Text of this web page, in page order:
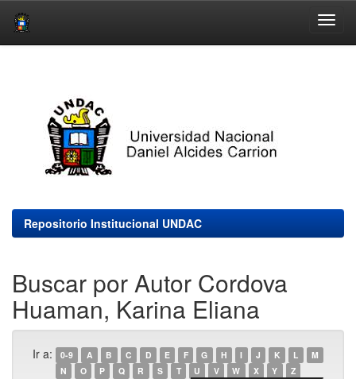
Repositorio Institucional UNDAC
Buscar por Autor Cordova
Huaman, Karina Eliana
Ir a: 0-9 A B C D E F G H I J K L
M
N
O P Q R S T U V W X Y Z